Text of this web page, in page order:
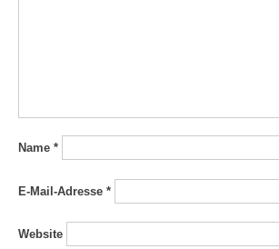
Name *
E-Mail-Adresse *
Website